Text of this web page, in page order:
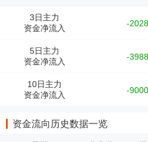
3日主力
资金净流入
-2028
5日主力
资金净流入
-3988
10日主力
资金净流入
-9000
资金流向历史数据一览